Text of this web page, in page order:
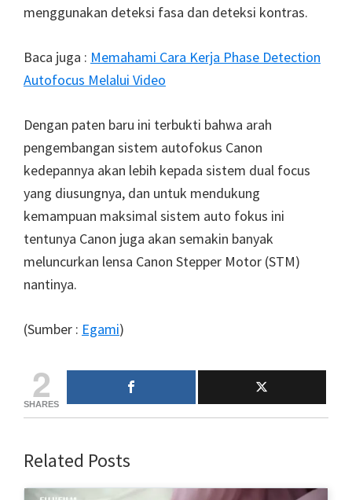
menggunakan deteksi fasa dan deteksi kontras.
Baca juga : Memahami Cara Kerja Phase Detection
Autofocus Melalui Video
Dengan paten baru ini terbukti bahwa arah
pengembangan sistem autofokus Canon
kedepannya akan lebih kepada sistem dual focus
yang diusungnya, dan untuk mendukung
kemampuan maksimal sistem auto fokus ini
tentunya Canon juga akan semakin banyak
meluncurkan lensa Canon Stepper Motor (STM)
nantinya.
(Sumber : Egami)
2
SHARES
Related Posts